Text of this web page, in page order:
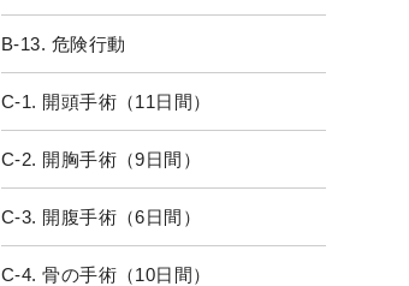
B-13. 危険行動
C-1. 開頭手術（11日間）
C-2. 開胸手術（9日間）
C-3. 開腹手術（6日間）
C-4. 骨の手術（10日間）